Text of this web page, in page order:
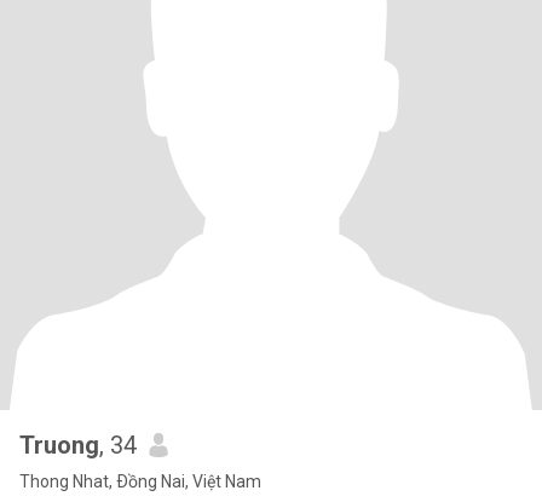
Truong, 34
Thong Nhat, Ðồng Nai, Việt Nam